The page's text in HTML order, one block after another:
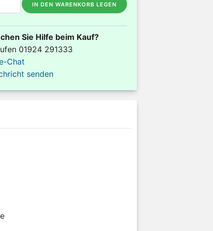
IN DEN WARENKORB LEGEN
Sie Hilfe beim Kauf?
01924 291333
Chat
senden